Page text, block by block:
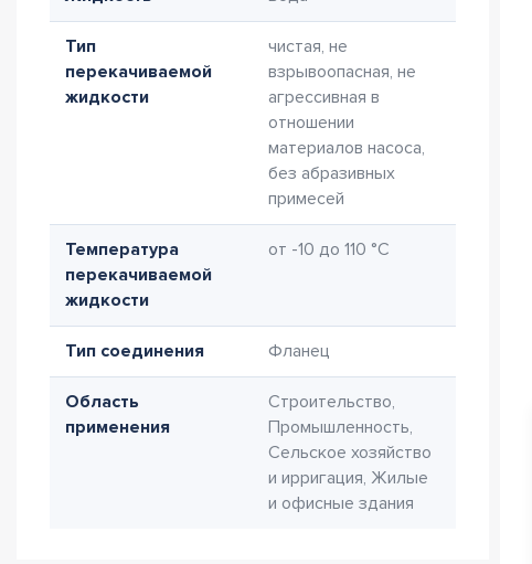
Тип
перекачиваемой
жидкости
чистая, не
взрывоопасная, не
агрессивная в
отношении
материалов насоса,
без абразивных
примесей
Температура
перекачиваемой
жидкости
от -10 до 110 °C
Тип соединения Фланец
Область
применения
Строительство,
Промышленность,
Сельское хозяйство
и ирригация, Жилые
и офисные здания